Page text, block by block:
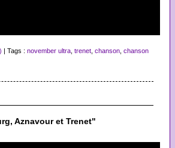
| Tags : november ultra, trenet, chanson, chanson
Aznavour et Trenet"